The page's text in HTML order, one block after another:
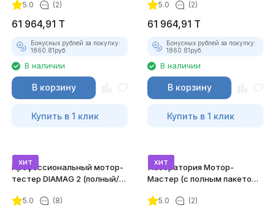
5.0 (2)
61 964,91 T
Бонусных рублей за покупку:
1860.81руб.
В наличии
В корзину
Купить в 1 клик
5.0 (2)
61 964,91 T
Бонусных рублей за покупку:
1860.81руб.
В наличии
В корзину
Купить в 1 клик
хит
Профессиональный мотор-
тестер DIAMAG 2 (полный/
5.0 (8)
хит
Лаборатория Мотор-
Мастер (с полным пакетом
5.0 (2)